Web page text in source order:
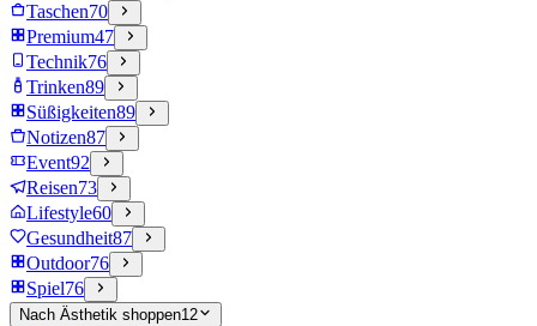
Taschen70
Premium47
Technik76
Trinken89
Süßigkeiten89
Notizen87
Event92
Reisen73
Lifestyle60
Gesundheit87
Outdoor76
Spiel76
Nach Ästhetik shoppen12